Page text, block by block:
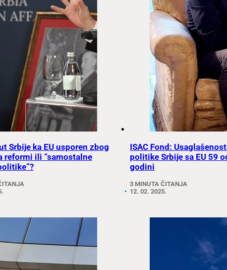
Srbije ka EU usporen zbog
reformi ili “samostalne
ISAC Fond:
politike Srbije sa EU 59
godini
3 MINUTA ČITANJA
12. 02. 2025.